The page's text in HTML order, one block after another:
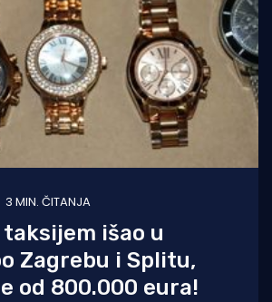
3 MIN. ČITANJA
išao u
Zagrebu i Splitu,
od 800.000 eura!